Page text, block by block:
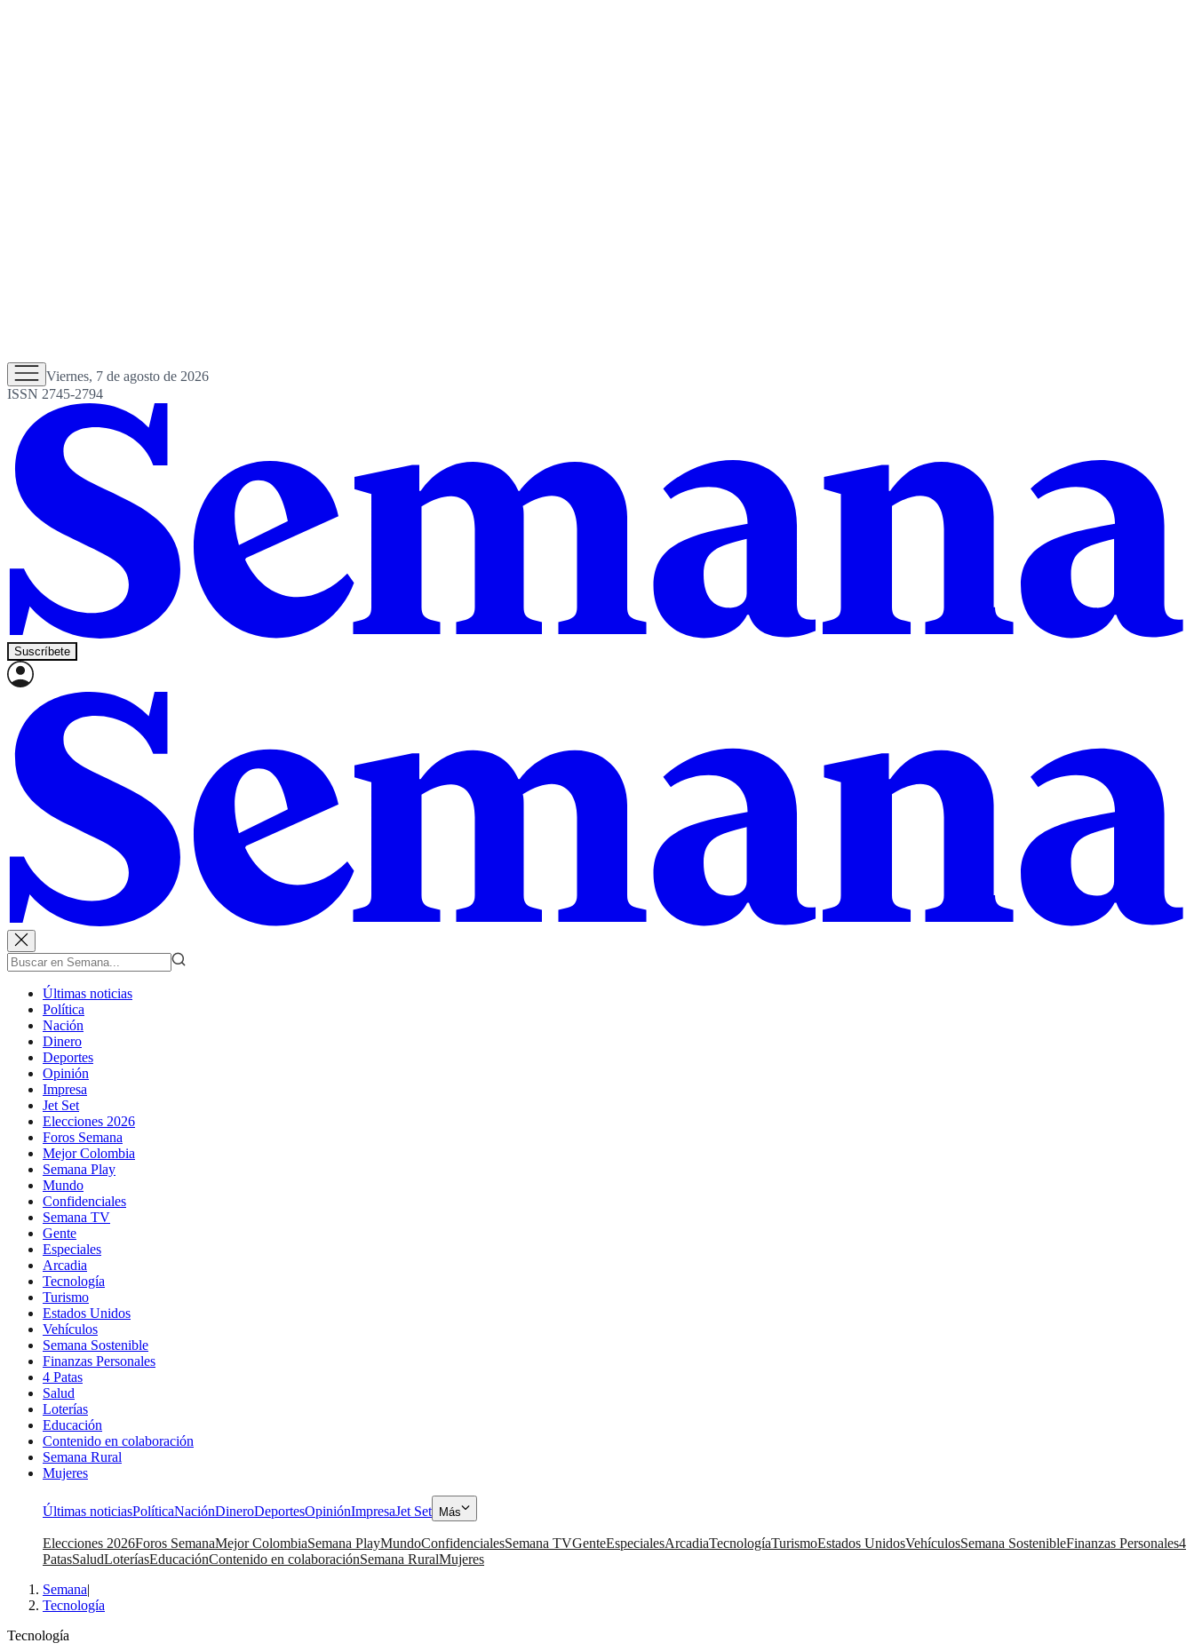
Viernes, 7 de agosto de 2026
ISSN 2745-2794
Suscríbete
Últimas noticias
Política
Nación
Dinero
Deportes
Opinión
Impresa
Jet Set
Elecciones 2026
Foros Semana
Mejor Colombia
Semana Play
Mundo
Confidenciales
Semana TV
Gente
Especiales
Arcadia
Tecnología
Turismo
Estados Unidos
Vehículos
Semana Sostenible
Finanzas Personales
4 Patas
Salud
Loterías
Educación
Contenido en colaboración
Semana Rural
Mujeres
Últimas noticiasPolíticaNaciónDineroDeportesOpiniónImpresaJet Set Más
Elecciones 2026Foros SemanaMejor ColombiaSemana PlayMundoConfidencialesSemana TVGenteEspecialesArcadiaTecnologíaTurismoEstados UnidosVehículosSemana SostenibleFinanzas Personales4
PatasSaludLoteríasEducaciónContenido en colaboraciónSemana RuralMujeres
Semana|
Tecnología
Tecnología